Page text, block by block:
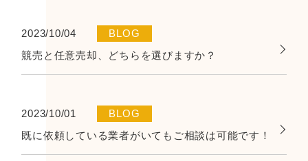
2023/10/04
BLOG
競売と任意売却、どちらを選びますか？
2023/10/01
BLOG
既に依頼している業者がいてもご相談は可能です！